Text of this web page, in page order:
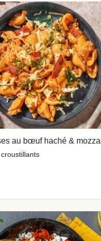
au bœuf haché &